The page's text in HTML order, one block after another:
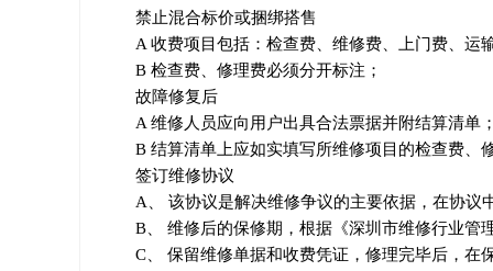
禁止混合标价或捆绑搭售
A 收费项目包括：检查费、维修费、上门费、运
B 检查费、修理费必须分开标注；
故障修复后
A 维修人员应向用户出具合法票据并附结算清单；
B 结算清单上应如实填写所维修项目的检查费、
签订维修协议
A、 该协议是解决维修争议的主要依据，在协议
B、 维修后的保修期，根据《深圳市维修行业管
C、 保留维修单据和收费凭证，修理完毕后，在